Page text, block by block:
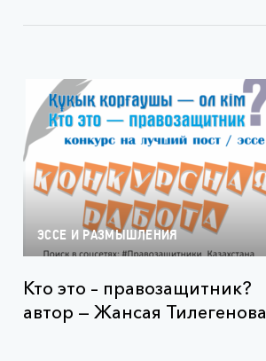
ЭССЕ И РАЗМЫШЛЕНИЯ
Кто это – правозащитник?
автор — Жансая Тилегенова